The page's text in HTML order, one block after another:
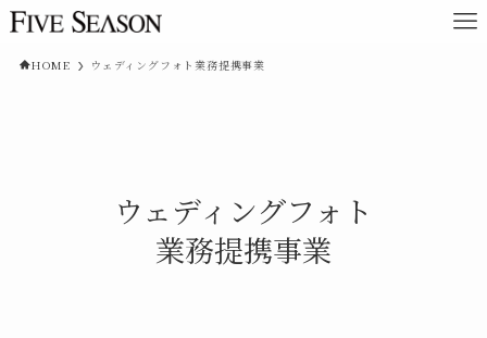
HOME ウェディングフォト業務提携事業
ウェディングフォト
業務提携事業